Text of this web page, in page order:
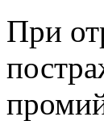
При